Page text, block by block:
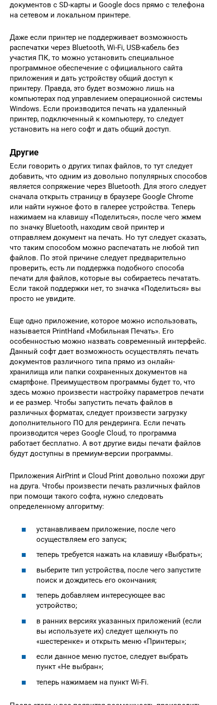
документов с SD-карты и Google docs прямо с телефона
на сетевом и локальном принтере.
Даже если принтер не поддерживает возможность
распечатки через Bluetooth, Wi-Fi, USB-кабель без
участия ПК, то можно установить специальное
программное обеспечение с официального сайта
приложения и дать устройству общий доступ к
принтеру. Правда, это будет возможно лишь на
компьютерах под управлением операционной системы
Windows. Если производится печать на удаленный
принтер, подключенный к компьютеру, то следует
установить на него софт и дать общий доступ.
Другие
Если говорить о других типах файлов, то тут следует
добавить, что одним из довольно популярных способов
является сопряжение через Bluetooth. Для этого следует
сначала открыть страницу в браузере Google Chrome
или найти нужное фото в галерее устройства. Теперь
нажимаем на клавишу «Поделиться», после чего жмем
по значку Bluetooth, находим свой принтер и
отправляем документ на печать. Но тут следует сказать,
что таким способом можно распечатать не любой тип
файлов. По этой причине следует предварительно
проверить, есть ли поддержка подобного способа
печати для файлов, которые вы собираетесь печатать.
Если такой поддержки нет, то значка «Поделиться» вы
просто не увидите.
Еще одно приложение, которое можно использовать,
называется PrintHand «Мобильная Печать». Его
особенностью можно назвать современный интерфейс.
Данный софт дает возможность осуществлять печать
документов различного типа прямо из онлайн-
хранилища или папки сохраненных документов на
смартфоне. Преимуществом программы будет то, что
здесь можно произвести настройку параметров печати
и ее размер. Чтобы запустить печать файлов в
различных форматах, следует произвести загрузку
дополнительного ПО для рендеринга. Если печать
производится через Google Cloud, то программа
работает бесплатно. А вот другие виды печати файлов
будут доступны в премиум-версии программы.
Приложения AirPrint и Cloud Print довольно похожи друг
на друга. Чтобы произвести печать различных файлов
при помощи такого софта, нужно следовать
определенному алгоритму:
устанавливаем приложение, после чего
осуществляем его запуск;
теперь требуется нажать на клавишу «Выбрать»;
выберите тип устройства, после чего запустите
поиск и дождитесь его окончания;
теперь добавляем интересующее вас
устройство;
в ранних версиях указанных приложений (если
вы используете их) следует щелкнуть по
«шестеренке» и открыть меню «Принтеры»;
если данное меню пустое, следует выбрать
пункт «Не выбран»;
теперь нажимаем на пункт Wi-Fi.